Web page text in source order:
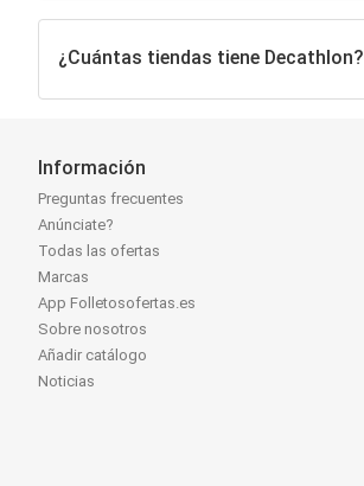
¿Cuántas tiendas tiene Decathlon?
Información
Preguntas frecuentes
Anúnciate?
Todas las ofertas
Marcas
App Folletosofertas.es
Sobre nosotros
Añadir catálogo
Noticias